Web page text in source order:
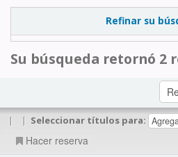
Refinar su
Su búsqueda retornó 2
| | Seleccionar títulos para:
Hacer reserva